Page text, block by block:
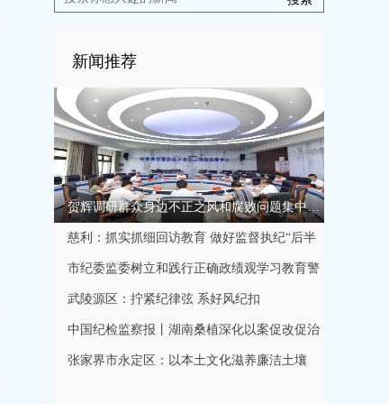
新闻推荐
贺辉调研群众身边不正之风和腐败问题集中整治工作
慈利：抓实抓细回访教育 做好监督执纪“后半
篇文章”
市纪委监委树立和践行正确政绩观学习教育警
示教育会召开
武陵源区：拧紧纪律弦 系好风纪扣
中国纪检监察报丨湖南桑植深化以案促改促治
规范特色产业发展秩序
张家界市永定区：以本土文化滋养廉洁土壤